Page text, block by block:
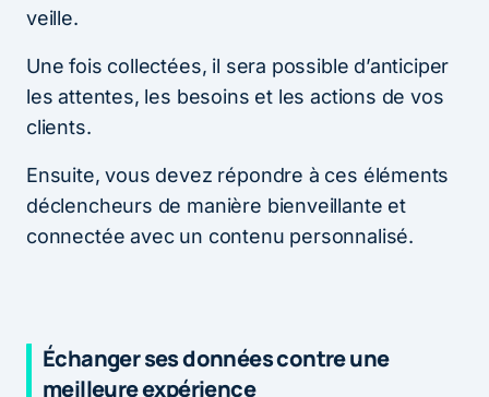
veille.
Une fois collectées, il sera possible d’anticiper
les attentes, les besoins et les actions de vos
clients.
Ensuite, vous devez répondre à ces éléments
déclencheurs de manière bienveillante et
connectée avec un contenu personnalisé.
Échanger ses données contre une
meilleure expérience